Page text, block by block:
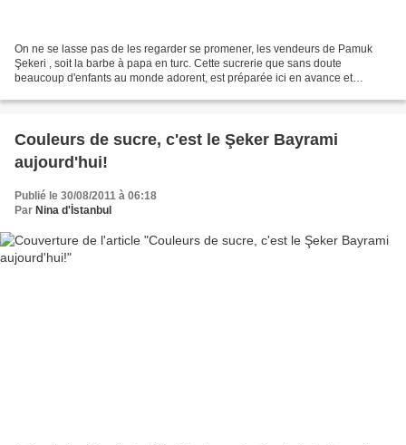
On ne se lasse pas de les regarder se promener, les vendeurs de Pamuk
Şekeri , soit la barbe à papa en turc. Cette sucrerie que sans doute
beaucoup d'enfants au monde adorent, est préparée ici en avance et
Couleurs de sucre, c'est le Şeker Bayrami
aujourd'hui!
Publié le 30/08/2011 à 06:18
Par Nina d'İstanbul